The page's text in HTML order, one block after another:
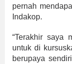
pernah
Indakop.
“Terakhir saya
untuk di
berupaya